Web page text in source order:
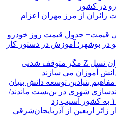
زائران از مرز مهران اعزام
قیمت+ جدول قیمت روز خودرو
در بوشهر؛ آموزش در دستور کار
سیلیکن ولیِ تهران؛ این ایران نسل Z مگر متوقف شدنی
دانش آموزان می سازند
بنیادین توسعه دانش بنیان
شهری در بن‌بست ماندند/